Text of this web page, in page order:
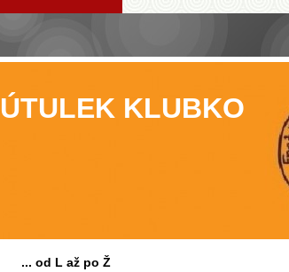
KLUBKO
... od L až po Ž